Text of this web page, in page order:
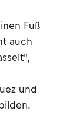
Fuß
auch
und